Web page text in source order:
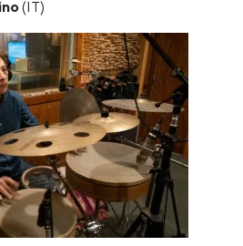
(IT)